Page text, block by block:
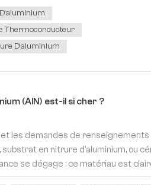
Thermoconducteur
D'aluminium
(AlN) est-il si cher ?
les demandes de
en nitrure d'aluminium, ou
se dégage : ce matériau est
substrat de haute pureté, de la